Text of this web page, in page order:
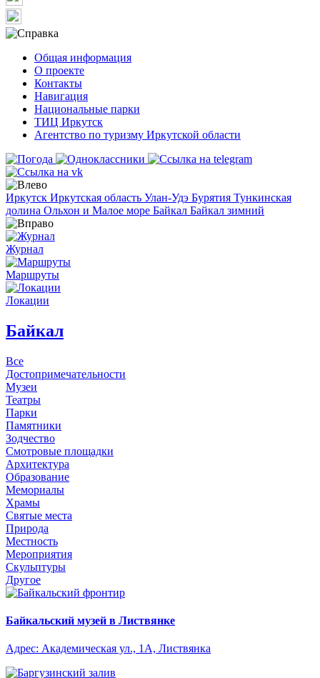
Общая информация
О проекте
Контакты
Навигация
Национальные парки
ТИЦ Иркутск
Агентство по туризму Иркутской области
Иркутск Иркутская область Улан-Удэ Бурятия Тункинская
долина Ольхон и Малое море Байкал Байкал зимний
Журнал
Маршруты
Локации
Байкал
Все
Достопримечательности
Музеи
Театры
Парки
Памятники
Зодчество
Смотровые площадки
Архитектура
Образование
Мемориалы
Храмы
Святые места
Природа
Местность
Мероприятия
Скульптуры
Другое
Байкальский музей в Листвянке
Адрес: Академическая ул., 1А, Листвянка